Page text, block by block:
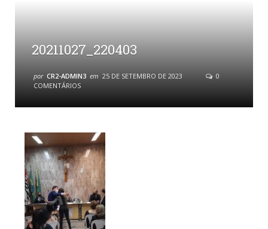
20211027_220403
por CR2-ADMIN3 em 25 DE SETEMBRO DE 2023
0
COMENTÁRIOS